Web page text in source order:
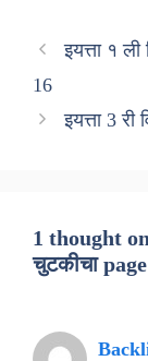
इयत्ता १
16
इयत्ता 3
1 thought on
चुटकीचा